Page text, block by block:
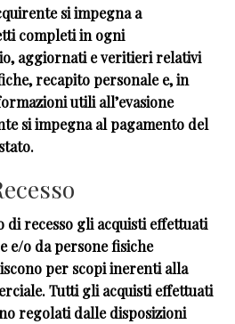
si impegna a
completi in ogni
aggiornati e veritieri relativi
recapito personale e, in
utili all’evasione
si impegna al pagamento del
di recesso gli acquisti effettuati
e/o da persone fisiche
per scopi inerenti alla
Tutti gli acquisti effettuati
regolati dalle disposizioni